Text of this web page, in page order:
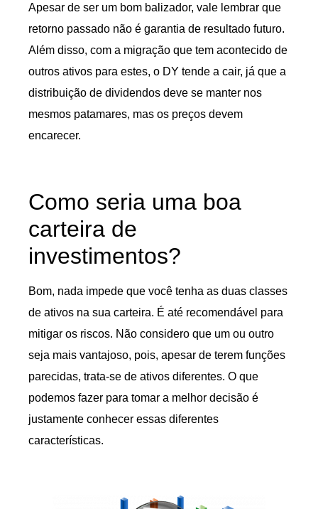
Apesar de ser um bom balizador, vale lembrar que
retorno passado não é garantia de resultado futuro.
Além disso, com a migração que tem acontecido de
outros ativos para estes, o DY tende a cair, já que a
distribuição de dividendos deve se manter nos
mesmos patamares, mas os preços devem
encarecer.
Como seria uma boa
carteira de
investimentos?
Bom, nada impede que você tenha as duas classes
de ativos na sua carteira. É até recomendável para
mitigar os riscos. Não considero que um ou outro
seja mais vantajoso, pois, apesar de terem funções
parecidas, trata-se de ativos diferentes. O que
podemos fazer para tomar a melhor decisão é
justamente conhecer essas diferentes
características.